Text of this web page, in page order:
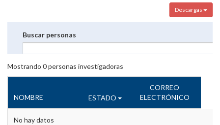
Descargas
Buscar personas
Mostrando 0personas investigadoras
NOMBRE ESTADO
CORREO
ELECTRÓNICO
No hay datos